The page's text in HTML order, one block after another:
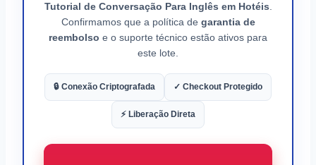
Tutorial de Conversação Para Inglês em Hotéis
Confirmamos que a política de garantia de
reembolso e o suporte técnico estão ativos para
este lote.
🔒 Conexão Criptografada ✓ Checkout Protegido
⚡ Liberação Direta